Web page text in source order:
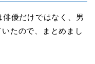
優だけではなく、男
たので、まとめまし